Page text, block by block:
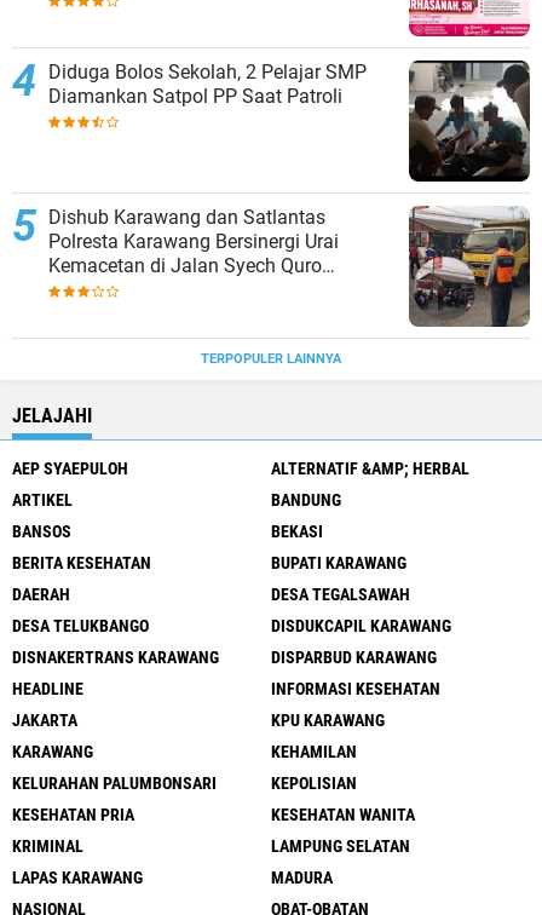
Diduga Bolos Sekolah, 2 Pelajar SMP
Diamankan Satpol PP Saat Patroli
Dishub Karawang dan Satlantas
Polresta Karawang Bersinergi Urai
Kemacetan di Jalan Syech Quro
Palumbonsari
TERPOPULER LAINNYA
JELAJAHI
AEP SYAEPULOH
ALTERNATIF &AMP; HERBAL
ARTIKEL
BANDUNG
BANSOS
BEKASI
BERITA KESEHATAN
BUPATI KARAWANG
DAERAH
DESA TEGALSAWAH
DESA TELUKBANGO
DISDUKCAPIL KARAWANG
DISNAKERTRANS KARAWANG
DISPARBUD KARAWANG
HEADLINE
INFORMASI KESEHATAN
JAKARTA
KPU KARAWANG
KARAWANG
KEHAMILAN
KELURAHAN PALUMBONSARI
KEPOLISIAN
KESEHATAN PRIA
KESEHATAN WANITA
KRIMINAL
LAMPUNG SELATAN
LAPAS KARAWANG
MADURA
NASIONAL
OBAT-OBATAN